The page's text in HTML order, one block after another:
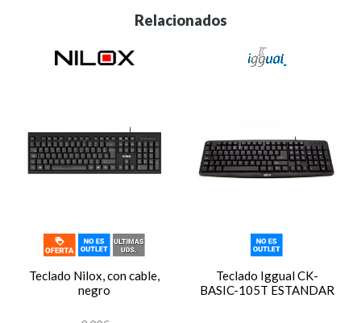
Relacionados
Teclado Nilox, con cable,
negro
Teclado Iggual CK-
BASIC-105T ESTANDAR